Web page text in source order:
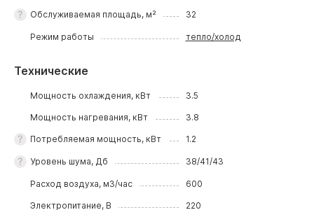
Обслуживаемая площадь, м² 32
Режим работы тепло/холод
Технические
Мощность охлаждения, кВт 3.5
Мощность нагревания, кВт 3.8
Потребляемая мощность, кВт 1.2
Уровень шума, Дб 38/41/43
Расход воздуха, м3/час 600
Электропитание, В 220